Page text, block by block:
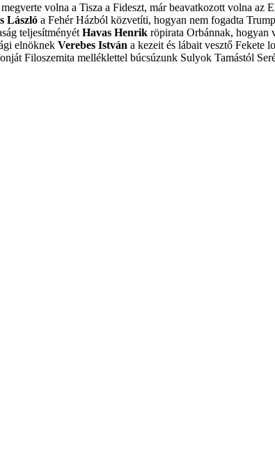
volna a Tisza a Fideszt, már beavatkozott volna az
László a Fehér Házból közvetíti, hogyan nem fogadta
teljesítményét Havas Henrik röpirata Orbánnak, hogyan
elnöknek Verebes István a kezeit és lábait vesztő Fekete
Filoszemita melléklettel búcsúzunk Sulyok Tamástól